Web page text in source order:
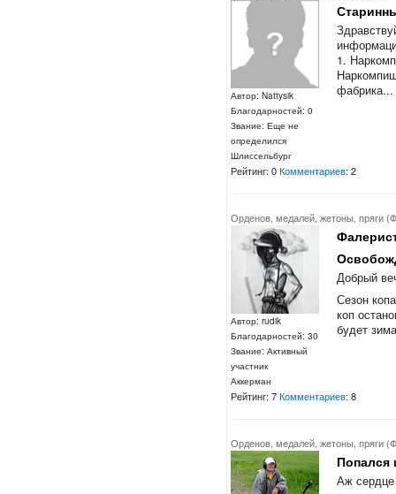
Автор: Nattysik
Благодарностей: 0
Звание: Еще не
определился
Шлиссельбург
1.
фабрика...
Рейтинг: 0Комментариев: 2
Орденов, медалей, жетоны, пряги
Автор: rudik
Благодарностей: 30
Звание: Активный
участник
Аккерман
Добрый
Сезон
коп
будет
Рейтинг: 7Комментариев: 8
Орденов, медалей, жетоны, пряги
Попался
Аж